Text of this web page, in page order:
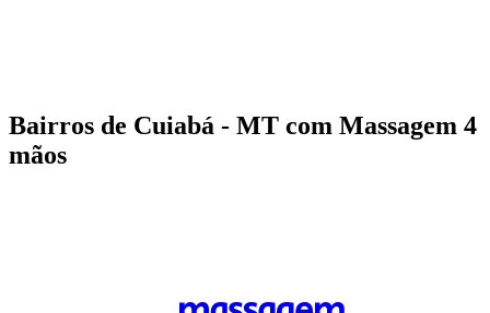
Bairros de Cuiabá - MT com Massagem 4
mãos